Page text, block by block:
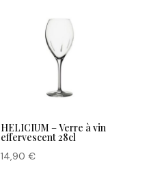
HELICIUM – Verre à vin
effervescent 28cl
14,90€